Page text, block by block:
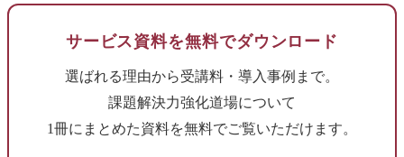
サービス資料を無料でダウンロード
選ばれる理由から受講料・導入事例まで。
課題解決力強化道場について
1冊にまとめた資料を無料でご覧いただけます。